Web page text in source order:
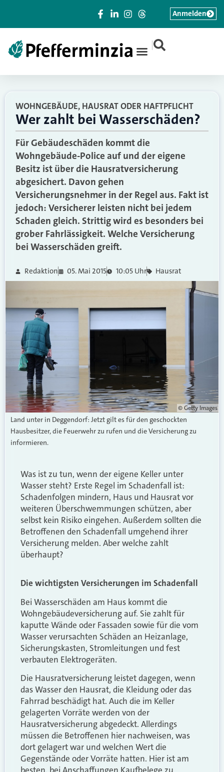
|
Anmelden
WOHNGEBÄUDE, HAUSRAT ODER HAFTPFLICHT
Wer zahlt bei Wasserschäden?
Für Gebäudeschäden kommt die
Wohngebäude-Police auf und der eigene
Besitz ist über die Hausratversicherung
abgesichert. Davon gehen
Versicherungsnehmer in der Regel aus. Fakt ist
jedoch: Versicherer leisten nicht bei jedem
Schaden gleich. Strittig wird es besonders bei
grober Fahrlässigkeit. Welche Versicherung
bei Wasserschäden greift.
Redaktion 05. Mai 2015 10:05 Uhr Hausrat
© Getty Images
Land unter in Deggendorf: Jetzt gilt es für den geschockten
Hausbesitzer, die Feuerwehr zu rufen und die Versicherung zu
informieren.
Was ist zu tun, wenn der eigene Keller unter
Wasser steht? Erste Regel im Schadenfall ist:
Schadenfolgen mindern, Haus und Hausrat vor
weiteren Überschwemmungen schützen, aber
selbst kein Risiko eingehen. Außerdem sollten die
Betroffenen den Schadenfall umgehend ihrer
Versicherung melden. Aber welche zahlt
überhaupt?
Die wichtigsten Versicherungen im Schadenfall
Bei Wasserschäden am Haus kommt die
Wohngebäudeversicherung auf. Sie zahlt für
kaputte Wände oder Fassaden sowie für die vom
Wasser verursachten Schäden an Heizanlage,
Sicherungskasten, Stromleitungen und fest
verbauten Elektrogeräten.
Die Hausratversicherung leistet dagegen, wenn
das Wasser den Hausrat, die Kleidung oder das
Fahrrad beschädigt hat. Auch die im Keller
gelagerten Vorräte werden von der
Hausratversicherung abgedeckt. Allerdings
müssen die Betroffenen hier nachweisen, was
dort gelagert war und welchen Wert die
Gegenstände oder Vorräte hatten. Hier ist am